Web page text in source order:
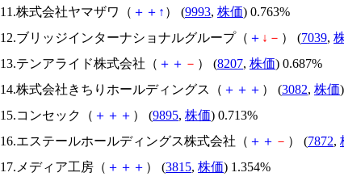
11.株式会社ヤマザワ（ ＋ ＋ ↑ ） (9993, 株価) 0.763%
12.ブリッジインターナショナルグループ（ ＋ ↓ － ） (7039,
13.テンアライド株式会社（ ＋ ＋ － ） (8207, 株価) 0.687%
14.株式会社きちりホールディングス（ ＋ ＋ ＋ ） (3082, 株価
15.コンセック（ ＋ ＋ ＋ ） (9895, 株価) 0.713%
16.エステールホールディングス株式会社（ ＋ ＋ － ） (7872,
17.メディア工房（ ＋ ＋ ＋ ） (3815, 株価) 1.354%